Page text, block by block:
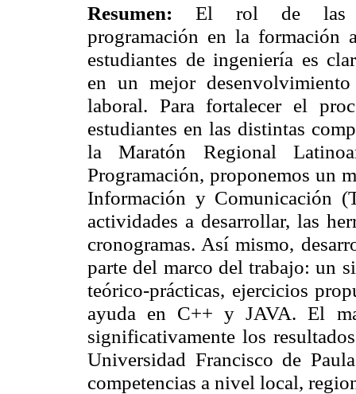
Resumen: El rol de las
programación en la formación
estudiantes de ingeniería es
en un mejor
laboral. Para fortalecer el
estudiantes en las distintas
la Maratón Regional
Programación, proponemos un
Información y Comunicación
actividades a desarrollar, las
cronogramas. Así mismo,
parte del marco del trabajo: un
teórico-prácticas, ejercicios
ayuda en C++ y JAVA. El
significativamente los
Universidad Francisco de
competencias a nivel local,